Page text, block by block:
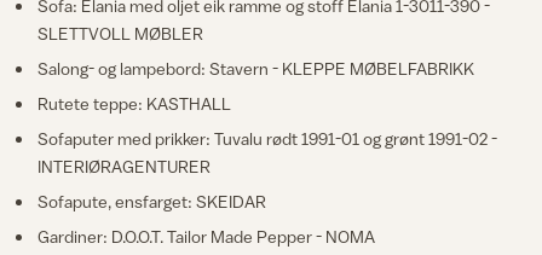
Sofa: Elania med oljet eik ramme og stoff Elania 1-3011-390 -
SLETTVOLL MØBLER
Salong- og lampebord: Stavern - KLEPPE MØBELFABRIKK
Rutete teppe: KASTHALL
Sofaputer med prikker: Tuvalu rødt 1991-01 og grønt 1991-02 -
INTERIØRAGENTURER
Sofapute, ensfarget: SKEIDAR
Gardiner: D.O.O.T. Tailor Made Pepper - NOMA